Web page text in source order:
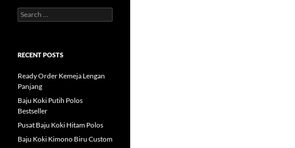
Search
for:
RECENT POSTS
Ready Order Kemeja Lengan
Panjang
Baju Koki Putih Polos
Bestseller
Pusat Baju Koki Hitam Polos
Baju Koki Kimono Biru Custom